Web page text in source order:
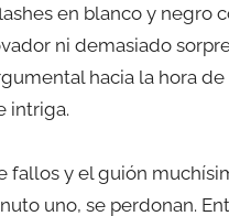
en blanco y negro
ni demasiado
hacia la hora
intriga.
y el guión
uno, se perdonan.